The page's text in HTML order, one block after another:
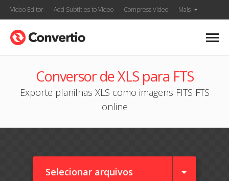
Video Editor Add Subtitles to Video Compress Video Mais
Conversor de XLS para FTS
Exporte planilhas XLS como imagens FITS FTS
online
Selecionar arquivos